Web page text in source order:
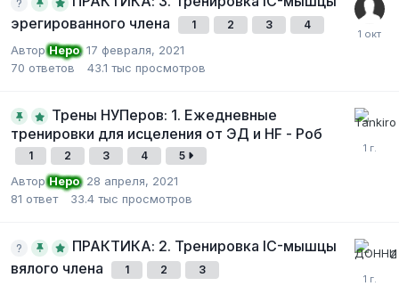
эрегированного члена
1 2 3 4
АвторНеро,17 февраля, 2021
70 ответов 43.1 тыс просмотров
Трены НУПеров: 1. Ежедневные
тренировки для исцеления от ЭД и HF - Роб
1 2 3 4 5
АвторНеро, 28 апреля, 2021
81 ответ 33.4 тыс просмотров
ПРАКТИКА: 2. Тренировка IC-мышцы
вялого члена
1 2 3